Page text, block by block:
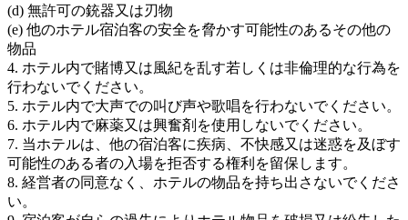
(d) 無許可の銃器又は刃物
(e) 他のホテル宿泊客の安全を脅かす可能性のあるその他の
物品
4. ホテル内で賭博又は風紀を乱す若しくは非倫理的な行為を
行わないでください。
5. ホテル内で大声での叫び声や歌唱を行わないでください。
6. ホテル内で麻薬又は興奮剤を使用しないでください。
7. 当ホテルは、他の宿泊客に疾病、不快感又は迷惑を及ぼす
可能性のある者の入場を拒否する権利を留保します。
8. 経営者の同意なく、ホテルの物品を持ち出さないでくださ
い。